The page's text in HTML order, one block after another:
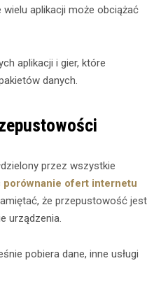
aplikacji może obciążać
aplikacji i gier, które
danych.
przez wszystkie
porównanie ofert internetu
że przepustowość jest
urządzenia.
pobiera dane, inne usługi